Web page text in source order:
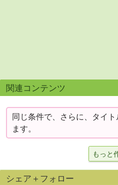
関連コンテンツ
同じ条件で、さらに、タイト
ます。
もっと
シェア＋フォロー